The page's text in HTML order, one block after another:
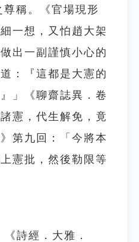
稱。《官場現形
一想，又怕趙大架
出一副謹慎小心的
：『這都是大憲的
」《聊齋誌異．卷
憲，代生解免，竟
第九回：「今將本
憲批，然後勒限等
詩經．大雅．